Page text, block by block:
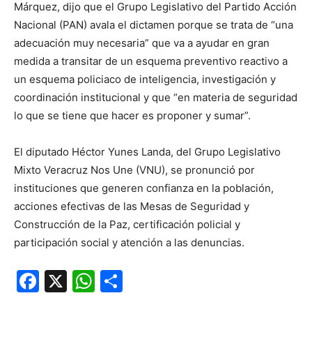
Márquez, dijo que el Grupo Legislativo del Partido Acción
Nacional (PAN) avala el dictamen porque se trata de “una
adecuación muy necesaria” que va a ayudar en gran
medida a transitar de un esquema preventivo reactivo a
un esquema policiaco de inteligencia, investigación y
coordinación institucional y que “en materia de seguridad
lo que se tiene que hacer es proponer y sumar”.
El diputado Héctor Yunes Landa, del Grupo Legislativo
Mixto Veracruz Nos Une (VNU), se pronunció por
instituciones que generen confianza en la población,
acciones efectivas de las Mesas de Seguridad y
Construcción de la Paz, certificación policial y
participación social y atención a las denuncias.
Facebook
X WhatsApp